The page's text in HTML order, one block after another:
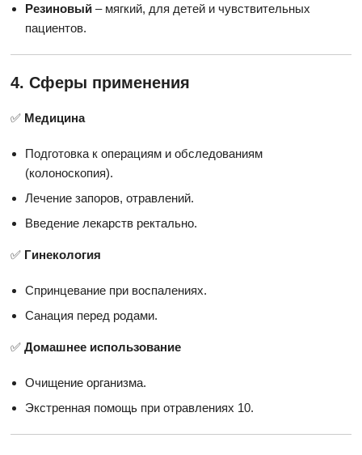
Резиновый – мягкий, для детей и чувствительных
пациентов.
4. Сферы применения
✅ Медицина
Подготовка к операциям и обследованиям
(колоноскопия).
Лечение запоров, отравлений.
Введение лекарств ректально.
✅ Гинекология
Спринцевание при воспалениях.
Санация перед родами.
✅Домашнее использование
Очищение организма.
Экстренная помощь при отравлениях 10.